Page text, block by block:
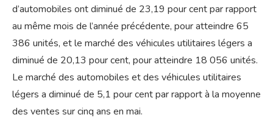
d’automobiles ont diminué de 23,19 pour cent par rapport
au même mois de l’année précédente, pour atteindre 65
386 unités, et le marché des véhicules utilitaires légers a
diminué de 20,13 pour cent, pour atteindre 18 056 unités.
Le marché des automobiles et des véhicules utilitaires
légers a diminué de 5,1 pour cent par rapport à la moyenne
des ventes sur cinq ans en mai.